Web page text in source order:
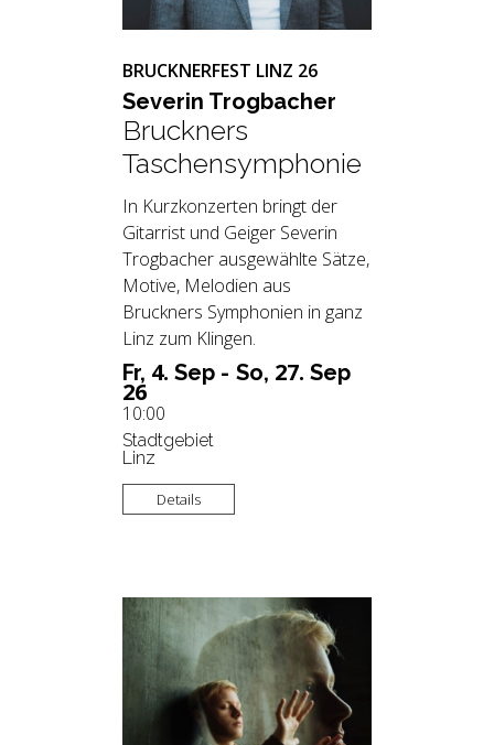
Fr, 4. Sep - So, 27. Sep
26
10:00
Stadtgebiet
Linz
BRUCKNERFEST LINZ 26
Se­ve­rin Trog­ba­cher
Bruckners
Taschensymphonie
In Kurzkonzerten bringt der
Gitarrist und Geiger Severin
Trogbacher ausgewählte Sätze,
Motive, Melodien aus
Bruckners Symphonien in ganz
Linz zum Klingen.
Details